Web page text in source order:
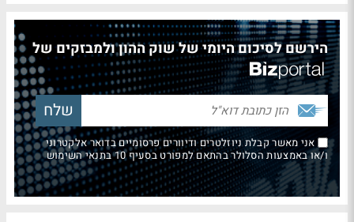
הירשם לסיכום היומי של שוק ההון ולמבזקים של
אני מאשר קבלת ניוזלטרים ודיוורים פרסומיים בדואר אלקטרוני
ו/או באמצעות הסלולר בהתאם למפורט בסעיף 10 בתנאי השימוש